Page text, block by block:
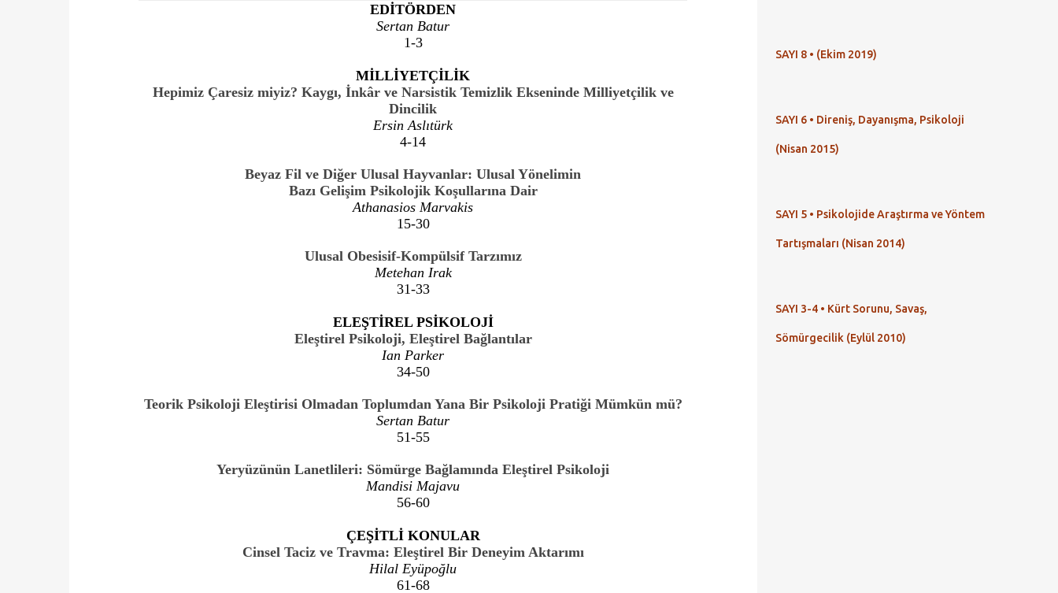
EDİTÖRDEN
Sertan Batur
1-3
MİLLİYETÇİLİK
Hepimiz Çaresiz miyiz? Kaygı, İnkâr ve Narsistik Temizlik Ekseninde Milliyetçilik ve
Dincilik
Ersin Aslıtürk
4-14
Beyaz Fil ve Diğer Ulusal Hayvanlar: Ulusal Yönelimin
Bazı Gelişim Psikolojik Koşullarına Dair
Athanasios Marvakis
15-30
Ulusal Obesisif-Kompülsif Tarzımız
Metehan Irak
31-33
ELEŞTİREL PSİKOLOJİ
Eleştirel Psikoloji, Eleştirel Bağlantılar
Ian Parker
34-50
Teorik Psikoloji Eleştirisi Olmadan Toplumdan Yana Bir Psikoloji Pratiği Mümkün mü?
Sertan Batur
51-55
Yeryüzünün Lanetlileri: Sömürge Bağlamında Eleştirel Psikoloji
Mandisi Majavu
56-60
ÇEŞİTLİ KONULAR
Cinsel Taciz ve Travma: Eleştirel Bir Deneyim Aktarımı
Hilal Eyüpoğlu
61-68
SAYI 8 • (Ekim 2019)
SAYI 6 • Direniş, Dayanışma, Psikoloji
(Nisan 2015)
SAYI 5 • Psikolojide Araştırma ve Yöntem
Tartışmaları (Nisan 2014)
SAYI 3-4 • Kürt Sorunu, Savaş,
Sömürgecilik (Eylül 2010)